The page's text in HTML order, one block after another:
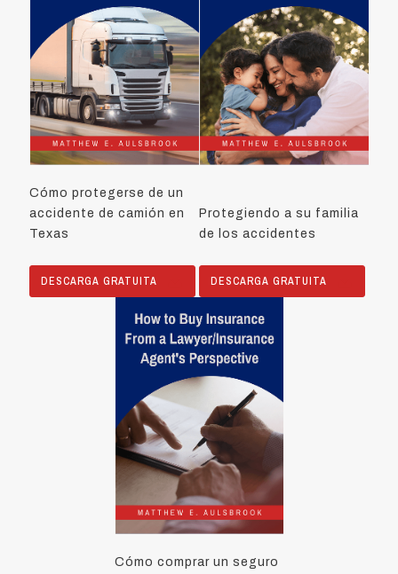
Cómo protegerse de un
accidente de camión en
Texas
DESCARGA GRATUITA
Protegiendo a su familia
de los accidentes
DESCARGA GRATUITA
Cómo comprar un seguro